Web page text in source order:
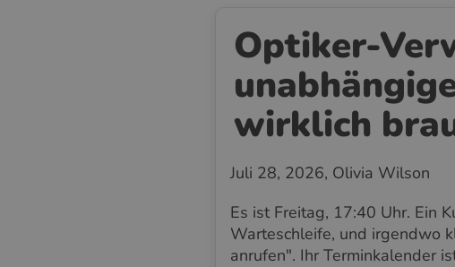
Optiker-
wirklich
Juli 28, 2026, Olivia Wilson
Es ist Freitag, 17:40 Uhr. Ein
Warteschleife, und irgendwo
anrufen". Ihr Terminkalender